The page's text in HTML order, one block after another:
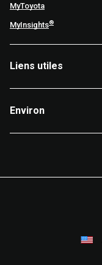
MyToyota
MyInsights®
Liens utiles
Environ